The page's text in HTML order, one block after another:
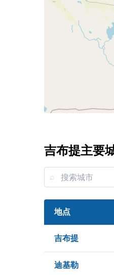
吉布提主要
地点
吉布提
迪基勒